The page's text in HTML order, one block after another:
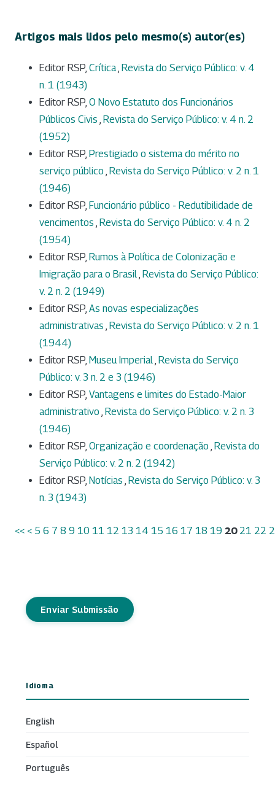
Artigos mais lidos pelo mesmo(s) autor(es)
Editor RSP, Crítica, Revista do Serviço Público: v. 4
n. 1 (1943)
Editor RSP, O Novo Estatuto dos Funcionários
Públicos Civis , Revista do Serviço Público: v. 4 n. 2
(1952)
Editor RSP, Prestigiado o sistema do mérito no
serviço público , Revista do Serviço Público: v. 2 n. 1
(1946)
Editor RSP, Funcionário público - Redutibilidade de
vencimentos , Revista do Serviço Público: v. 4 n. 2
(1954)
Editor RSP, Rumos à Política de Colonização e
Imigração para o Brasil, Revista do Serviço Público:
v. 2 n. 2 (1949)
Editor RSP, As novas especializações
administrativas , Revista do Serviço Público: v. 2 n. 1
(1944)
Editor RSP, Museu Imperial, Revista do Serviço
Público: v. 3 n. 2 e 3 (1946)
Editor RSP, Vantagens e limites do Estado-Maior
administrativo , Revista do Serviço Público: v. 2 n. 3
(1946)
Editor RSP, Organização e coordenação , Revista do
Serviço Público: v. 2 n. 2 (1942)
Editor RSP, Notícias , Revista do Serviço Público: v. 3
n. 3 (1943)
<< < 5 6 7 8 9 10 11 12 13 14 15 16 17 18 19 20 21 22
Enviar Submissão
Idioma
English
Español
Português